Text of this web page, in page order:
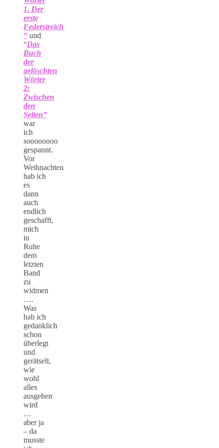
1. Der
erste
Federstreich
“ und
“Das
Buch
der
gelöschten
Wörter
2:
Zwischen
den
Seiten”
war
ich
soooooooo
gespannt.
Vor
Weihnachten
hab ich
es
dann
auch
endlich
geschafft,
mich
in
Ruhe
dem
letzten
Band
zu
widmen
….
Was
hab ich
gedanklich
schon
überlegt
und
gerätselt,
wie
wohl
alles
ausgehen
wird
…
aber ja
– da
musste